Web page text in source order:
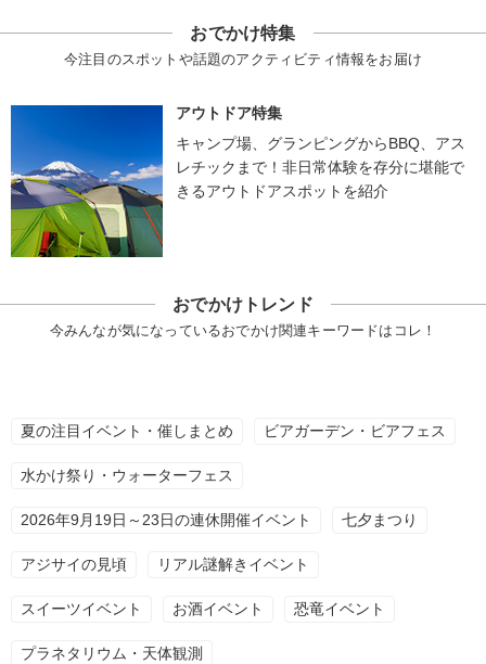
おでかけ特集
今注目のスポットや話題のアクティビティ情報をお届け
アウトドア特集
キャンプ場、グランピングからBBQ、アス
レチックまで！非日常体験を存分に堪能で
きるアウトドアスポットを紹介
おでかけトレンド
今みんなが気になっているおでかけ関連キーワードはコレ！
夏の注目イベント・催しまとめ ビアガーデン・ビアフェス
水かけ祭り・ウォーターフェス
2026年9月19日～23日の連休開催イベント 七夕まつり
アジサイの見頃 リアル謎解きイベント
スイーツイベント お酒イベント 恐竜イベント
プラネタリウム・天体観測